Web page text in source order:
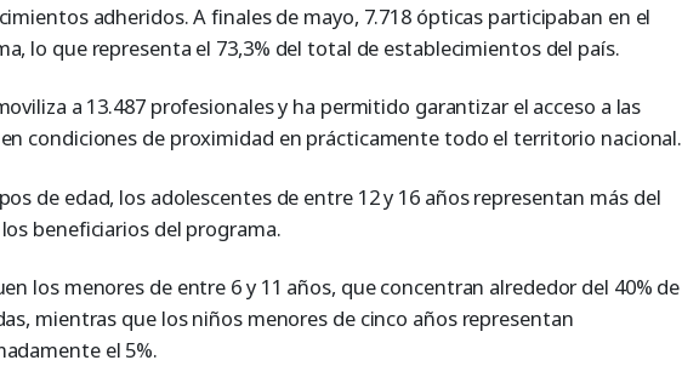
adheridos. A finales de mayo, 7.718 ópticas participaban en el
lo que representa el 73,3% del total de establecimientos del país.
a 13.487 profesionales y ha permitido garantizar el acceso a las
condiciones de proximidad en prácticamente todo el territorio nacional.
de edad, los adolescentes de entre 12 y 16 años representan más del
beneficiarios del programa.
los menores de entre 6 y 11 años, que concentran alrededor del 40% de
mientras que los niños menores de cinco años representan
el 5%.